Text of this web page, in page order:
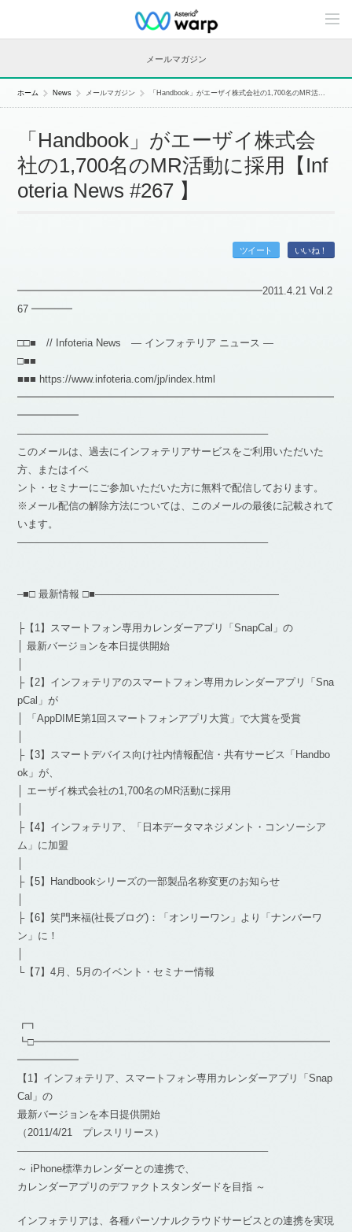
C
n
n
メールマガジン
ホーム News メールマガジン 「Handbook」がエーザイ株式会社の1,700名のMR活...
「Handbook」がエーザイ株式会
社の1,700名のMR活動に採用【Inf
oteria News #267 】
ツイート いいね！
━━━━━━━━━━━━━━━━━━━━━━━━2011.4.21 Vol.2
67 ━━━━
□□■ // Infoteria News — インフォテリア ニュース —
□■■
■■■ https://www.infoteria.com/jp/index.html
━━━━━━━━━━━━━━━━━━━━━━━━━━━━━━━
━━━━━━
————————————————————————–
このメールは、過去にインフォテリアサービスをご利用いただいた
方、またはイベ
ント・セミナーにご参加いただいた方に無料で配信しております。
※メール配信の解除方法については、このメールの最後に記載されて
います。
————————————————————————–
–■□ 最新情報 □■——————————————————
├【1】スマートフォン専用カレンダーアプリ「SnapCal」の
│ 最新バージョンを本日提供開始
├【2】インフォテリアのスマートフォン専用カレンダーアプリ「Sna
pCal」が
│ 「AppDIME第1回スマートフォンアプリ大賞」で大賞を受賞
├【3】スマートデバイス向け社内情報配信・共有サービス「Handbo
ok」が、
│ エーザイ株式会社の1,700名のMR活動に採用
├【4】インフォテリア、「日本データマネジメント・コンソーシア
ム」に加盟
├【5】Handbookシリーズの一部製品名称変更のお知らせ
├【6】笑門来福(社長ブログ)：「オンリーワン」より「ナンバーワ
ン」に！
└【7】4月、5月のイベント・セミナー情報
┏┓
┗□━━━━━━━━━━━━━━━━━━━━━━━━━━━━━
━━━━━━
【1】インフォテリア、スマートフォン専用カレンダーアプリ「Snap
Cal」の
最新バージョンを本日提供開始
（2011/4/21 プレスリリース）
————————————————————————–
～ iPhone標準カレンダーとの連携で、
カレンダーアプリのデファクトスタンダードを目指 ～
インフォテリアは、各種パーソナルクラウドサービスとの連携を実現